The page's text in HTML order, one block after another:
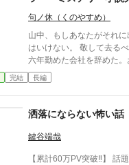
うございました！】
句ノ休（くのやすめ）
山中、もしあなたがそれ
はいけない。 敬して去
六年勤めた会社を辞めた
し、むしろ清々しくもあっ
は、仕事より大切なものが
落、古い祠、忘れられた
は、彼のたった一つの愉
民俗学の講義で准教授はこ
る。その言葉がコウイチ
完結 長編
洒落にならない怖い話
鍵谷端哉
【累計60万PV突破‼】 話